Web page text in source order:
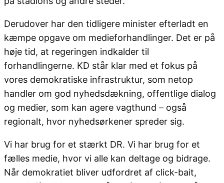
Derudover har den tidligere minister efterladt en
kæmpe opgave om medieforhandlinger. Det er på
høje tid, at regeringen indkalder til
forhandlingerne. KD står klar med et fokus på
vores demokratiske infrastruktur, som netop
handler om god nyhedsdækning, offentlige dialog
og medier, som kan agere vagthund – også
regionalt, hvor nyhedsørkener spreder sig.
Vi har brug for et stærkt DR. Vi har brug for et
fælles medie, hvor vi alle kan deltage og bidrage.
Når demokratiet bliver udfordret af click-bait,